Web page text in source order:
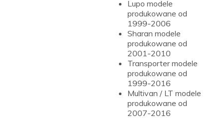
Lupo modele
produkowane od
1999-2006
Sharan modele
produkowane od
2001-2010
Transporter modele
produkowane od
1999-2016
Multivan / LT modele
produkowane od
2007-2016